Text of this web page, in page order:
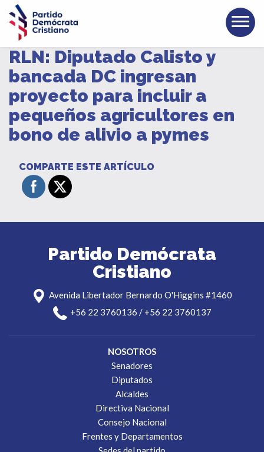
RLN: Diputado Calisto y
bancada DC ingresan
proyecto para incluir a
pequeños agricultores en
bono de alivio a pymes
COMPARTE ESTE ARTÍCULO
Partido Demócrata
Cristiano
Avenida Libertador Bernardo O'Higgins #1460
+56 22 3760136 / +56 22 3760137
NOSOTROS
Senadores
Diputados
Alcaldes
Directiva Nacional
Consejo Nacional
Frentes y Departamentos